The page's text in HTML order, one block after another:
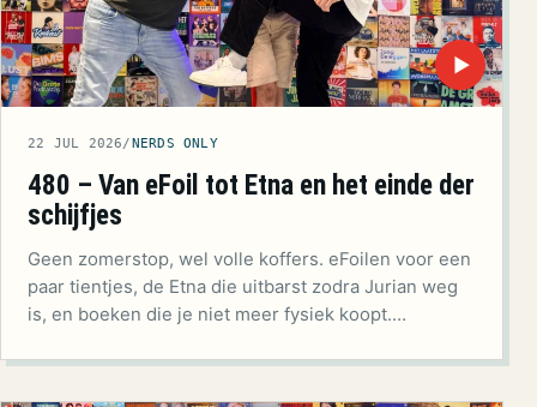
▶
22 JUL 2026/ NERDS ONLY
480 – Van eFoil tot Etna en het einde der
schijfjes
Geen zomerstop, wel volle koffers. eFoilen voor een
paar tientjes, de Etna die uitbarst zodra Jurian weg
is, en boeken die je niet meer fysiek koopt.…